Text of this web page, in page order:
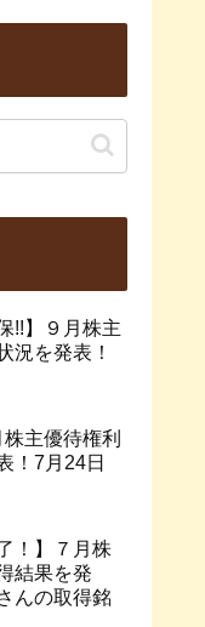
!!】９月株主
況を発表！
株主優待権利
！7月24日
！】７月株
結果を発
んの取得銘